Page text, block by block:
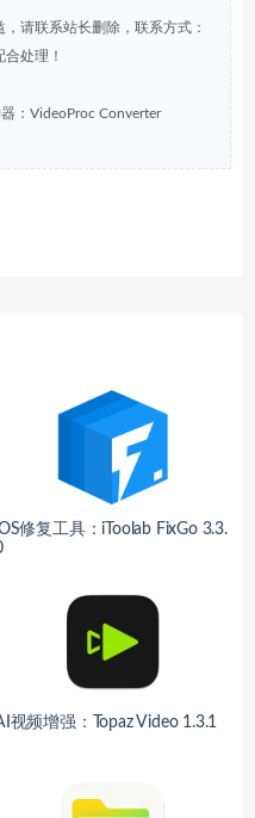
请联系站长删除，联系方式：
处理！
：VideoProc Converter
修复工具：iToolab FixGo 3.3.
视频增强：Topaz Video 1.3.1